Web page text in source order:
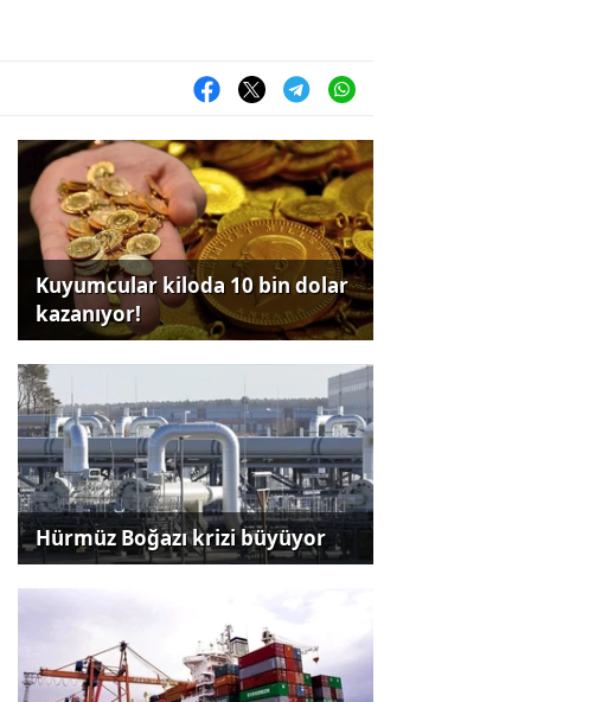
Kuyumcular kiloda 10 bin dolar
kazanıyor!
Hürmüz Boğazı krizi büyüyor